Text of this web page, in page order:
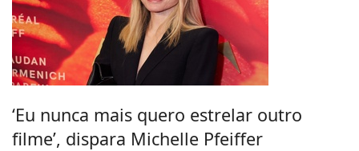
‘Eu nunca mais quero estrelar outro
filme’, dispara Michelle Pfeiffer